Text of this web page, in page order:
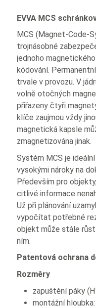
EVVA MCS
MCS (Magnet-Code-
trojnásobné
jednoho
kódování.
trvale v provozu. V
volně otočných
přiřazeny čtyři
klíče zaujmou vždy
magnetická kapsle
zmagnetizována jinak.
Systém MCS je
vysokými nároky na
Především pro
citlivé informace
Už při plánování
vypočítat potřebné
objekt může stále
ním.
Patentová ochrana
Rozměry
zapuštění páky
montážní